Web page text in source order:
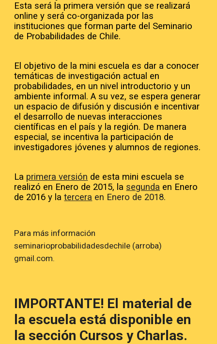
Esta será la primera versión que se realizará
online y será co-organizada por las
instituciones que forman parte del Seminario
de Probabilidades de Chile.
El objetivo de la mini escuela es dar a conocer
temáticas de investigación actual en
probabilidades, en un nivel introductorio y un
ambiente informal. A su vez, se espera generar
un espacio de difusión y discusión e incentivar
el desarrollo de nuevas interacciones
científicas en el país y la región. De manera
especial, se incentiva la participación de
investigadores jóvenes y alumnos de regiones.
La primera versión de esta mini escuela se
realizó en Enero de 2015, la segunda en Enero
de 2016 y la tercera en Enero de 2018.
Para más información
seminarioprobabilidadesdechile (arroba)
gmail.com.
IMPORTANTE! El material de
la escuela está disponible en
la sección Cursos y Charlas.